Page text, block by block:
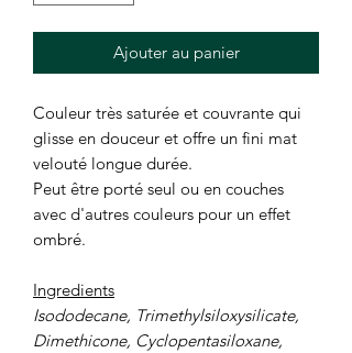
Ajouter au panier
Couleur très saturée et couvrante qui
glisse en douceur et offre un fini mat
velouté longue durée.
Peut être porté seul ou en couches
avec d'autres couleurs pour un effet
ombré.
Ingredients
Isododecane, Trimethylsiloxysilicate,
Dimethicone, Cyclopentasiloxane,